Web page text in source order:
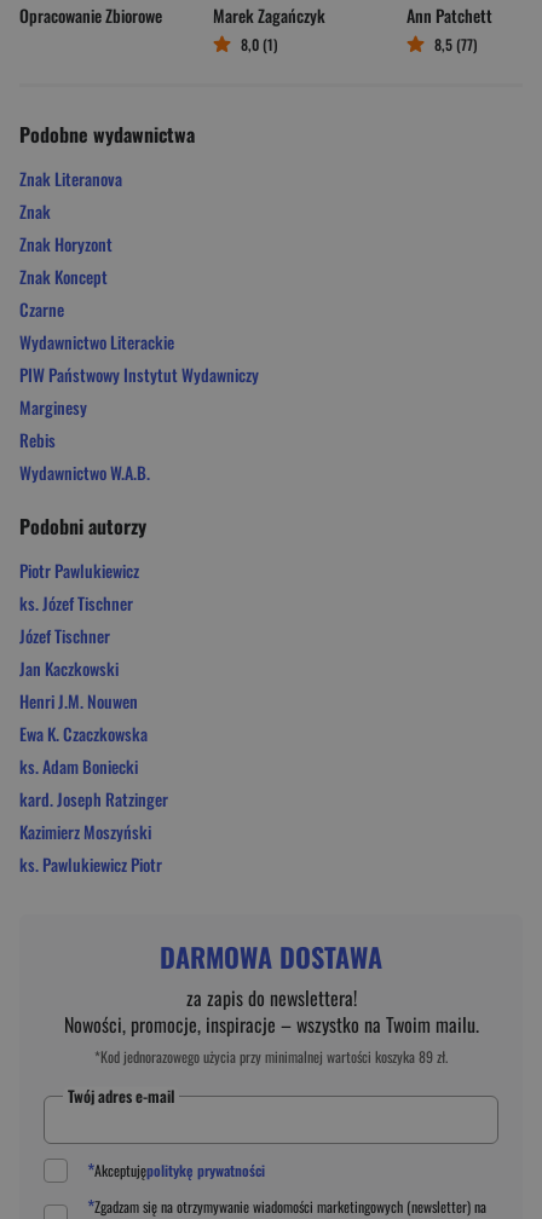
Opracowanie Zbiorowe
Marek Zagańczyk
8,0 (1)
Ann Patchett
8,5 (77)
Podobne wydawnictwa
Znak Literanova
Znak
Znak Horyzont
Znak Koncept
Czarne
Wydawnictwo Literackie
PIW Państwowy Instytut Wydawniczy
Marginesy
Rebis
Wydawnictwo W.A.B.
Podobni autorzy
Piotr Pawlukiewicz
ks. Józef Tischner
Józef Tischner
Jan Kaczkowski
Henri J.M. Nouwen
Ewa K. Czaczkowska
ks. Adam Boniecki
kard. Joseph Ratzinger
Kazimierz Moszyński
ks. Pawlukiewicz Piotr
DARMOWA DOSTAWA
za zapis do newslettera!
Nowości, promocje, inspiracje – wszystko na Twoim mailu.
*Kod jednorazowego użycia przy minimalnej wartości koszyka 89 zł.
Twój adres e-mail
*Akceptujępolitykę prywatności
*Zgadzam się na otrzymywanie wiadomości marketingowych (newsletter) na